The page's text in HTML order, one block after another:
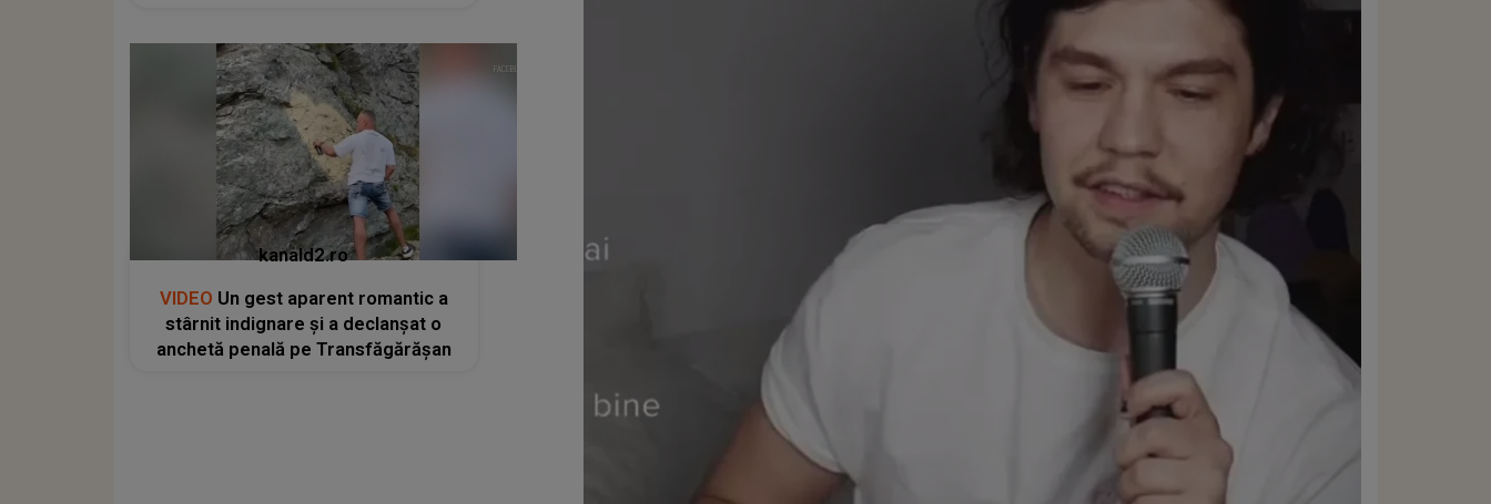
kanald2.ro
VIDEO Un gest aparent romantic a
stârnit indignare și a declanșat o
anchetă penală pe Transfăgărășan